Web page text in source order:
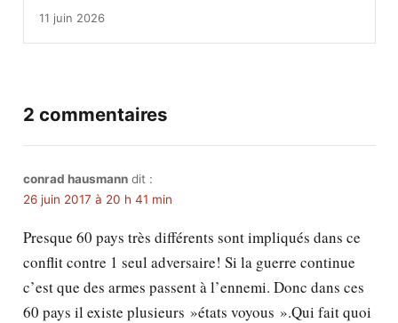
11 juin 2026
2 commentaires
conrad hausmann dit :
26 juin 2017 à 20 h 41 min
Presque 60 pays très différents sont impliqués dans ce
conflit contre 1 seul adversaire! Si la guerre continue
c’est que des armes passent à l’ennemi. Donc dans ces
60 pays il existe plusieurs »états voyous ».Qui fait quoi